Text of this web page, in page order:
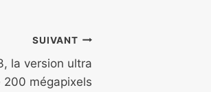
SUIVANT
la version ultra
200 mégapixels